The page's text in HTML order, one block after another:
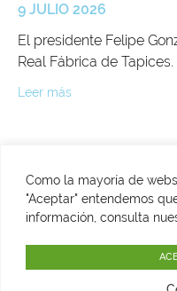
Como la mayoría de
"Aceptar" entendemos
información, consulta
9 JULIO 2026
El presidente Felipe
Real Fábrica de Tapices.
Leer más
C/ Fuenterrabía, 2. 28014 Madrid
​T. 915134945